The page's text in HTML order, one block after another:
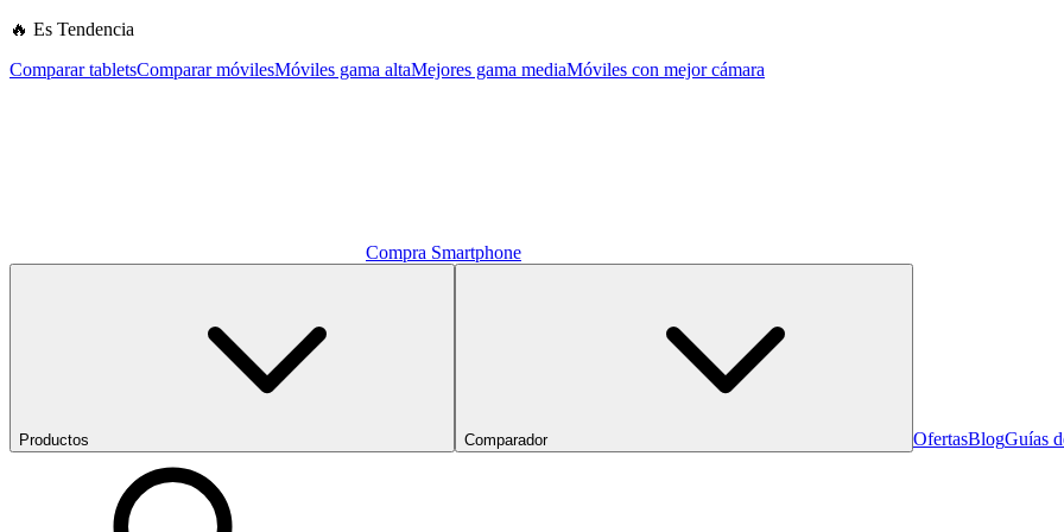
🔥 Es Tendencia
Comparar tabletsComparar móvilesMóviles gama altaMejores gama mediaMóviles con mejor cámara
Compra Smartphone
Productos Comparador OfertasBlogGuías